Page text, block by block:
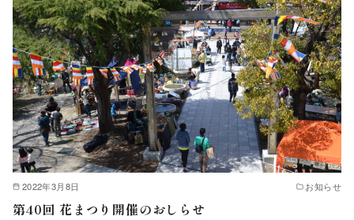
2022年3月8日 お知らせ
第40回 花まつり開催のおしらせ